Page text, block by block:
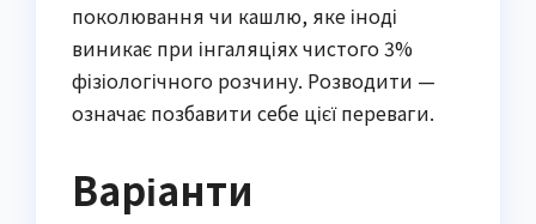
поколювання чи кашлю, яке іноді
виникає при інгаляціях чистого 3%
фізіологічного розчину. Розводити —
означає позбавити себе цієї переваги.
Варіанти